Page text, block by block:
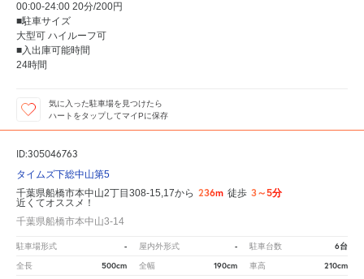
00:00-24:00 20分/200円
■駐車サイズ
大型可 ハイルーフ可
■入出庫可能時間
24時間
気に入った駐車場を見つけたら
ハートをタップしてマイPに保存
ID:305046763
タイムズ下総中山第5
千葉県船橋市本中山2丁目308-15,17から 236m 徒歩 3～5分
近くてオススメ！
千葉県船橋市本中山3-14
駐車場形式 - 屋内外形式 - 駐車台数 6台
全長 500cm 全幅 190cm 車高 210cm